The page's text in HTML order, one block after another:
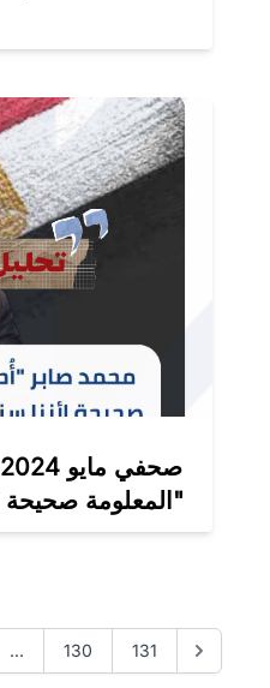
المعلومة صحيحة لأننا سنحاسب على الكلمة"
... 130 131